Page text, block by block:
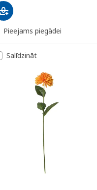
Pieejams piegādei
Salīdzināt